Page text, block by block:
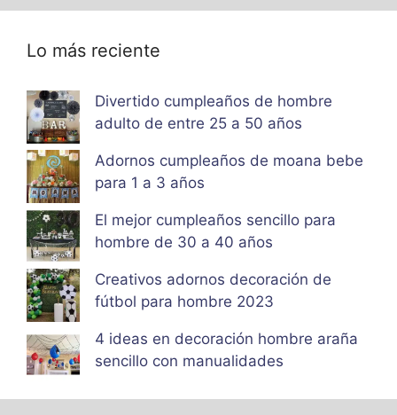
Lo más reciente
Divertido cumpleaños de hombre
adulto de entre 25 a 50 años
Adornos cumpleaños de moana bebe
para 1 a 3 años
El mejor cumpleaños sencillo para
hombre de 30 a 40 años
Creativos adornos decoración de
fútbol para hombre 2023
4 ideas en decoración hombre araña
sencillo con manualidades